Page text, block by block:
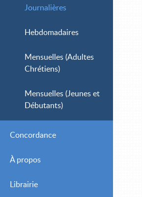
Avancé
Journalières
Hebdomadaires
Mensuelles (Adultes
Chrétiens)
Mensuelles (Jeunes et
Débutants)
Concordance
À propos
Librairie